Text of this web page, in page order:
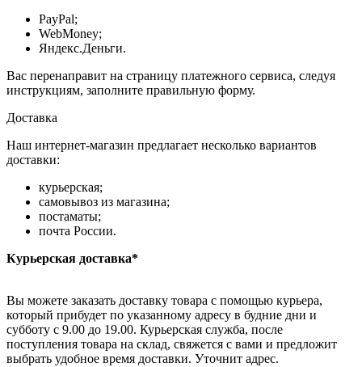
PayPal;
WebMoney;
Яндекс.Деньги.
Вас перенаправит на страницу платежного сервиса, следуя
инструкциям, заполните правильную форму.
Доставка
Наш интернет-магазин предлагает несколько вариантов
доставки:
курьерская;
самовывоз из магазина;
постаматы;
почта России.
Курьерская доставка*
Вы можете заказать доставку товара с помощью курьера,
который прибудет по указанному адресу в будние дни и
субботу с 9.00 до 19.00. Курьерская служба, после
поступления товара на склад, свяжется с вами и предложит
выбрать удобное время доставки. Уточнит адрес.